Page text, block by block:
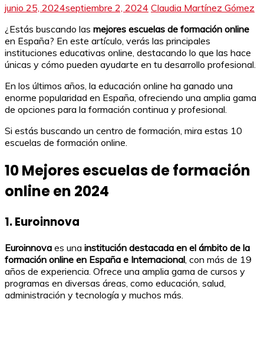
junio 25, 2024septiembre 2, 2024 Claudia Martínez Gómez
¿Estás buscando las mejores escuelas de formación online
en España? En este artículo, verás las principales
instituciones educativas online, destacando lo que las hace
únicas y cómo pueden ayudarte en tu desarrollo profesional.
En los últimos años, la educación online ha ganado una
enorme popularidad en España, ofreciendo una amplia gama
de opciones para la formación continua y profesional.
Si estás buscando un centro de formación, mira estas 10
escuelas de formación online.
10 Mejores escuelas de formación
online en 2024
1. Euroinnova
Euroinnova es una institución destacada en el ámbito de la
formación online en España e Internacional , con más de 19
años de experiencia. Ofrece una amplia gama de cursos y
programas en diversas áreas, como educación, salud,
administración y tecnología y muchos más.